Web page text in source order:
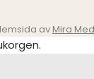
av Mira